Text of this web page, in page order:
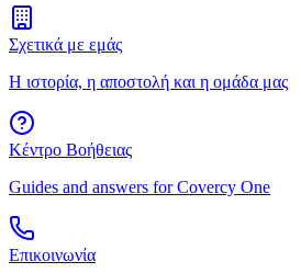
Σχετικά με εμάς
Η ιστορία, η αποστολή και η ομάδα μας
Κέντρο Βοήθειας
Guides and answers for Covercy One
Επικοινωνία